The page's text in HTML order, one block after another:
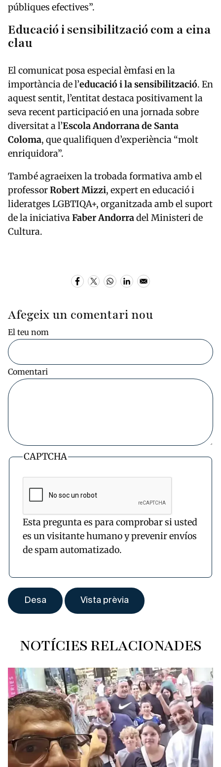
públiques efectives”.
Educació i sensibilització com a eina
clau
El comunicat posa especial èmfasi en la
importància de l’educació i la sensibilització. En
aquest sentit, l’entitat destaca positivament la
seva recent participació en una jornada sobre
diversitat a l’Escola Andorrana de Santa
Coloma, que qualifiquen d’experiència “molt
enriquidora”.
També agraeixen la trobada formativa amb el
professorRobert Mizzi, expert en educació i
lideratges LGBTIQA+, organitzada amb el suport
de la iniciativaFaber Andorradel Ministeri de
Cultura.
Afegeix un comentari nou
El teu nom
Comentari
CAPTCHA
Esta pregunta es para comprobar si usted
es un visitante humano y prevenir envíos
de spam automatizado.
NOTÍCIES RELACIONADES